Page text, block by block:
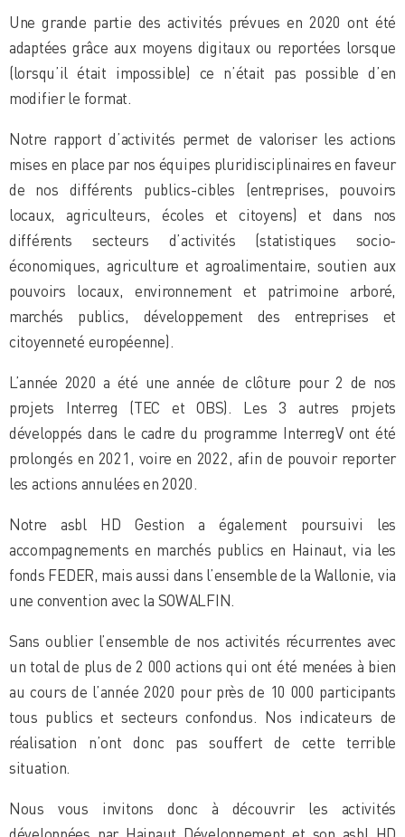
Une grande partie des activités prévues en 2020 ont été
adaptées grâce aux moyens digitaux ou reportées lorsque
(lorsqu’il était impossible) ce n’était pas possible d’en
modifier le format.
Notre rapport d’activités permet de valoriser les actions
mises en place par nos équipes pluridisciplinaires en faveur
de nos différents publics-cibles (entreprises, pouvoirs
locaux, agriculteurs, écoles et citoyens) et dans nos
différents secteurs d’activités (statistiques socio-
économiques, agriculture et agroalimentaire, soutien aux
pouvoirs locaux, environnement et patrimoine arboré,
marchés publics, développement des entreprises et
citoyenneté européenne).
L’année 2020 a été une année de clôture pour 2 de nos
projets Interreg (TEC et OBS). Les 3 autres projets
développés dans le cadre du programme InterregV ont été
prolongés en 2021, voire en 2022, afin de pouvoir reporter
les actions annulées en 2020.
Notre asbl HD Gestion a également poursuivi les
accompagnements en marchés publics en Hainaut, via les
fonds FEDER, mais aussi dans l’ensemble de la Wallonie, via
une convention avec la SOWALFIN.
Sans oublier l’ensemble de nos activités récurrentes avec
un total de plus de 2 000 actions qui ont été menées à bien
au cours de l’année 2020 pour près de 10 000 participants
tous publics et secteurs confondus. Nos indicateurs de
réalisation n’ont donc pas souffert de cette terrible
situation.
Nous vous invitons donc à découvrir les activités